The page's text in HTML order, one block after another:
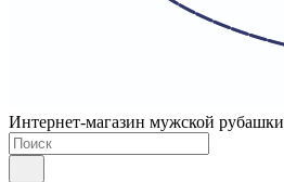
Интернет-магазин мужской рубашки